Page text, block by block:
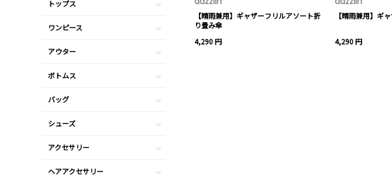
【晴雨兼用】ギャザーフリルアソート折
り畳み傘
4,290 円
【晴雨兼用】ギ
4,290 円
トップス
ワンピース
アウター
ボトムス
バッグ
シューズ
アクセサリー
ヘアアクセサリー